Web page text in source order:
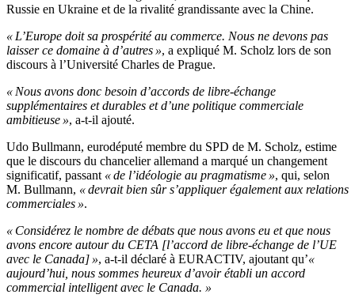
Russie en Ukraine et de la rivalité grandissante avec la Chine.
« L’Europe doit sa prospérité au commerce. Nous ne devons pas
laisser ce domaine à d’autres », a expliqué M. Scholz lors de son
discours à l’Université Charles de Prague.
« Nous avons donc besoin d’accords de libre-échange
supplémentaires et durables et d’une politique commerciale
ambitieuse », a-t-il ajouté.
Udo Bullmann, eurodéputé membre du SPD de M. Scholz, estime
que le discours du chancelier allemand a marqué un changement
significatif, passant « de l’idéologie au pragmatisme », qui, selon
M. Bullmann, « devrait bien sûr s’appliquer également aux relations
commerciales ».
« Considérez le nombre de débats que nous avons eu et que nous
avons encore autour du CETA [l’accord de libre-échange de l’UE
avec le Canada] », a-t-il déclaré à EURACTIV, ajoutant qu’«
aujourd’hui, nous sommes heureux d’avoir établi un accord
commercial intelligent avec le Canada. »